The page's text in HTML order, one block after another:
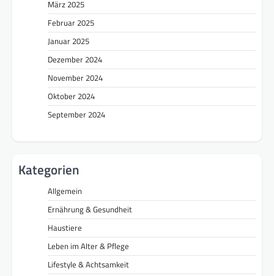
März 2025
Februar 2025
Januar 2025
Dezember 2024
November 2024
Oktober 2024
September 2024
Kategorien
Allgemein
Ernährung & Gesundheit
Haustiere
Leben im Alter & Pflege
Lifestyle & Achtsamkeit